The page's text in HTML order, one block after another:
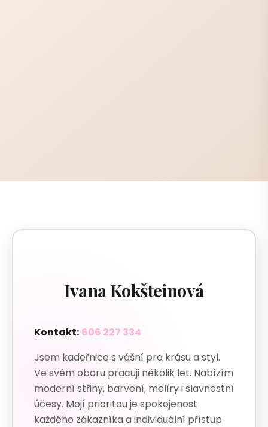
Ivana Kokšteinová
Kontakt: 606 227 334
Jsem kadeřnice s vášní pro krásu a styl.
Ve svém oboru pracuji několik let. Nabízím
moderní střihy, barvení, melíry i slavnostní
účesy. Mojí prioritou je spokojenost
každého zákazníka a individuální přístup.